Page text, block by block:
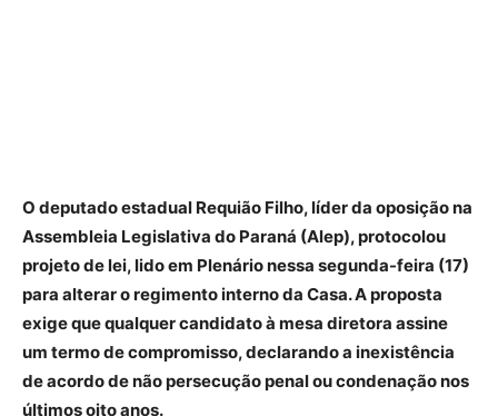
O deputado estadual Requião Filho, líder da oposição na
Assembleia Legislativa do Paraná (Alep), protocolou
projeto de lei, lido em Plenário nessa segunda-feira (17)
para alterar o regimento interno da Casa. A proposta
exige que qualquer candidato à mesa diretora assine
um termo de compromisso, declarando a inexistência
de acordo de não persecução penal ou condenação nos
últimos oito anos.